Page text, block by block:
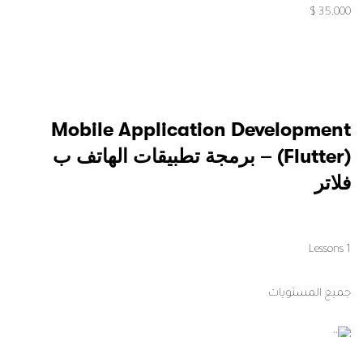
35,000 $
Mobile Application Development
(Flutter) – برمجة تطبيقات الهاتف ب
فلاتر
1 Lessons
جميع المستويات